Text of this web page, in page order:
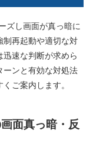
ズし画面が真っ暗に
制再起動や適切な対
速な判断が求めら
ーンと有効な対処法
ご案内します。
面真っ暗・反